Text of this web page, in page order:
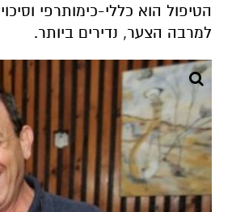
הטיפול הוא כללי-כימותרפי
למרבה הצער, נדירים ביותר.